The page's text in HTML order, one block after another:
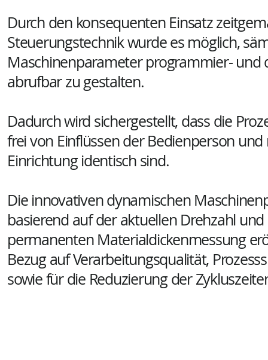
Durch den konsequenten Einsatz
Steuerungstechnik wurde es möglich,
Maschinenparameter programmier- und
abrufbar zu gestalten.
Dadurch wird sichergestellt, dass die
frei von Einflüssen der Bedienperson und
Einrichtung identisch sind.
Die innovativen dynamischen
basierend auf der aktuellen Drehzahl
permanenten Materialdickenmessung
Bezug auf Verarbeitungsqualität,
sowie für die Reduzierung der